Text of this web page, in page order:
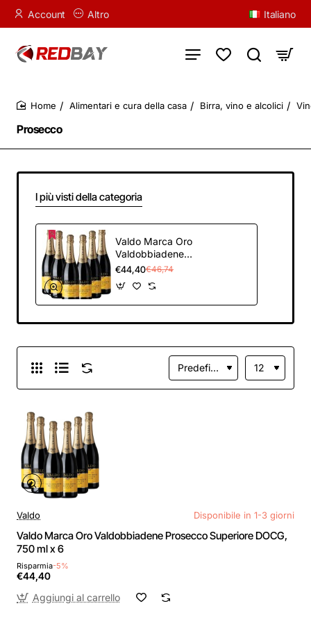
Account Altro Italiano
Prosecco
Alimentari e cura della casa Birra, vino e alcolici
I più visti della categoria
Valdo Marca Oro
Valdobbiadene
Prosecco Superiore
DOCG, 750 ml x 6
€44,40€46,74
Valdo Disponibile in 1-3 giorni
Valdo Marca Oro Valdobbiadene Prosecco Superiore DOCG,
750 ml x 6
Risparmia-5%
€44,40
Aggiungi al carrello